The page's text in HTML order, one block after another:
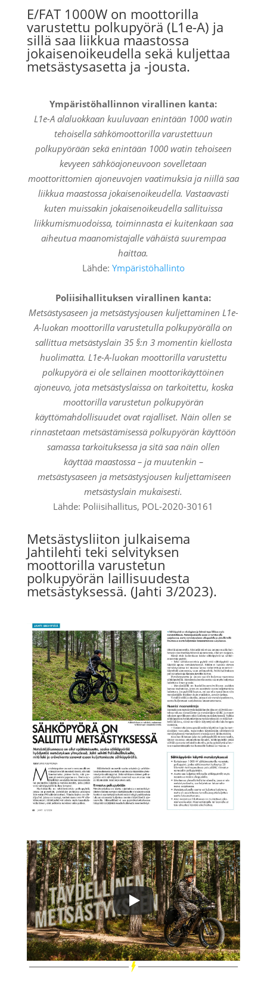
E/FAT 1000W on moottorilla
varustettu polkupyörä (L1e-A) ja
sillä saa liikkua maastossa
jokaisenoikeudella sekä kuljettaa
metsästysasetta ja -jousta.
Ympäristöhallinnon virallinen kanta:
L1e-A alaluokkaan kuuluvaan enintään 1000 watin
tehoisella sähkömoottorilla varustettuun
polkupyörään sekä enintään 1000 watin tehoiseen
kevyeen sähköajoneuvoon sovelletaan
moottorittomien ajoneuvojen vaatimuksia ja niillä saa
liikkua maastossa jokaisenoikeudella. Vastaavasti
kuten muissakin jokaisenoikeudella sallituissa
liikkumismuodoissa, toiminnasta ei kuitenkaan saa
aiheutua maanomistajalle vähäistä suurempaa
haittaa.
Lähde: Ympäristöhallinto
Poliisihallituksen virallinen kanta:
Metsästysaseen ja metsästysjousen kuljettaminen L1e-
A-luokan moottorilla varustetulla polkupyörällä on
sallittua metsästyslain 35 §:n 3 momentin kiellosta
huolimatta. L1e-A-luokan moottorilla varustettu
polkupyörä ei ole sellainen moottorikäyttöinen
ajoneuvo, jota metsästyslaissa on tarkoitettu, koska
moottorilla varustetun polkupyörän
käyttömahdollisuudet ovat rajalliset. Näin ollen se
rinnastetaan metsästämisessäpolkupyörän käyttöön
samassa tarkoituksessa ja sitä saa näin ollen
käyttää maastossa – ja muutenkin –
metsästysaseen jametsästysjousen kuljettamiseen
metsästyslain mukaisesti.
Lähde: Poliisihallitus, POL-2020-30161
Metsästysliiton julkaisema
Jahtilehti teki selvityksen
moottorilla varustetun
polkupyörän laillisuudesta
metsästyksessä. (Jahti 3/2023).